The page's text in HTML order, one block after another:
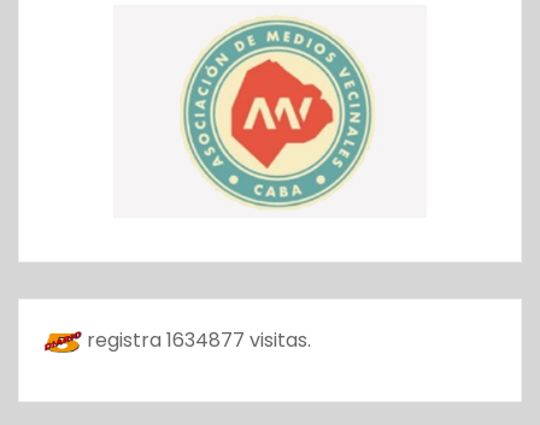
registra 1634877 visitas.